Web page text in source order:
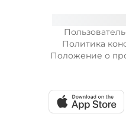
Политика
Положение о